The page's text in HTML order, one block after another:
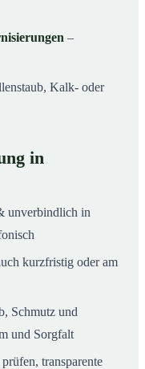
–
Kalk- oder
in
unverbindlich in
kurzfristig oder am
Schmutz und
und Sorgfalt
transparente